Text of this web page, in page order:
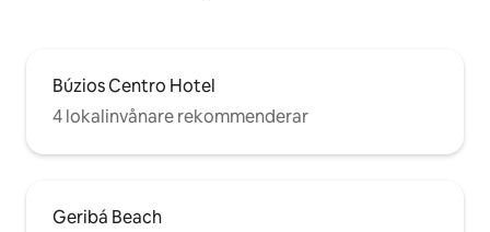
Búzios Centro Hotel
4 lokalinvånare rekommenderar
Geribá Beach